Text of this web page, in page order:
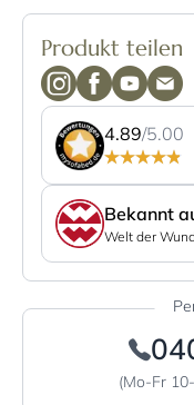
Produkt teilen
4.89/5.00
Bekannt
Welt der
(Mo-Fr